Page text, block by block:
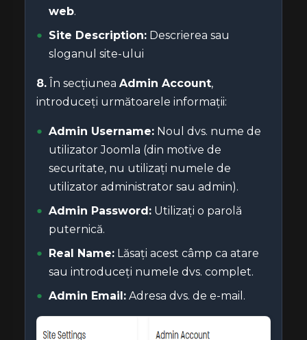
web.
Site Description: Descrierea sau
sloganul site-ului
8. În secțiunea Admin Account,
introduceți următoarele informații:
Admin Username: Noul dvs. nume de
utilizator Joomla (din motive de
securitate, nu utilizați numele de
utilizator administrator sau admin).
Admin Password: Utilizați o parolă
puternică.
Real Name: Lăsați acest câmp ca atare
sau introduceți numele dvs. complet.
Admin Email: Adresa dvs. de e-mail.